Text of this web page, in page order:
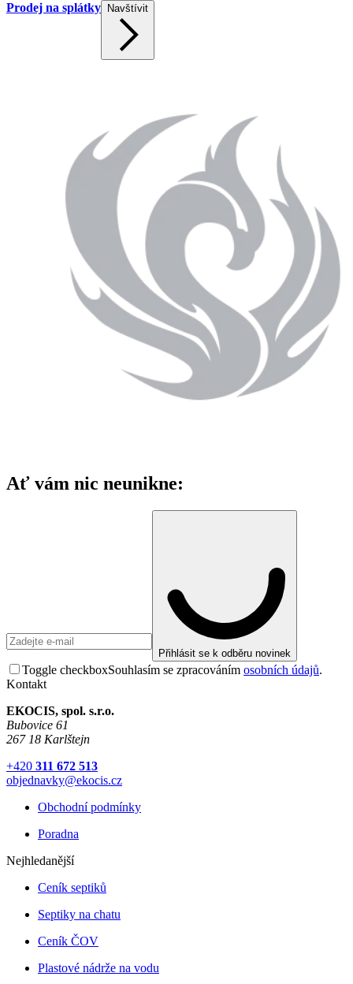
Prodej na splátky Navštívit
Ať vám nic neunikne:
Přihlásit se k odběru novinek
Toggle checkboxSouhlasím se zpracováním osobních údajů.
Kontakt
EKOCIS, spol. s.r.o.
Bubovice 61
267 18 Karlštejn
+420 311 672 513
objednavky@ekocis.cz
Obchodní podmínky
Poradna
Nejhledanější
Ceník septiků
Septiky na chatu
Ceník ČOV
Plastové nádrže na vodu